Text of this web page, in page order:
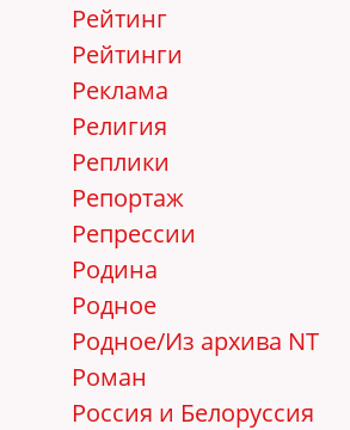
Рейтинг
Рейтинги
Реклама
Религия
Реплики
Репортаж
Репрессии
Родина
Родное
Родное/Из архива NT
Роман
Россия и Белоруссия